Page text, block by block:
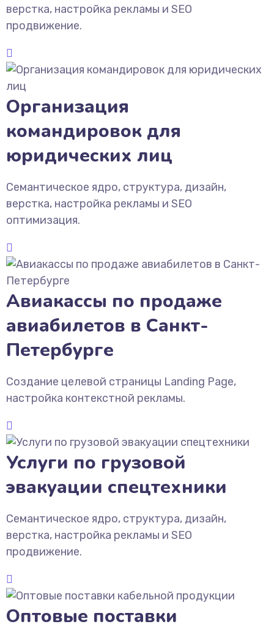
верстка, настройка рекламы и SEO
продвижение.
Организация
командировок для
юридических лиц
Семантическое ядро, структура, дизайн,
верстка, настройка рекламы и SEO
оптимизация.
Авиакассы по продаже
авиабилетов в Санкт-
Петербурге
Создание целевой страницы Landing Page,
настройка контекстной рекламы.
Услуги по грузовой
эвакуации спецтехники
Семантическое ядро, структура, дизайн,
верстка, настройка рекламы и SEO
продвижение.
Оптовые поставки